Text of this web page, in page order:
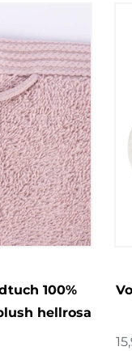
100%
hellrosa